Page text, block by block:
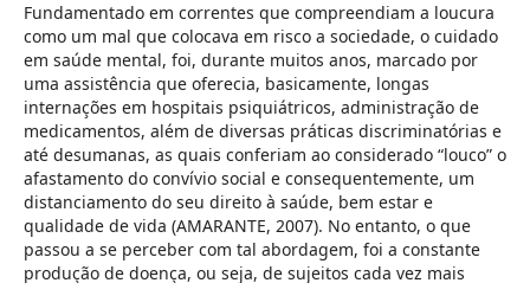
Fundamentado em correntes que compreendiam a loucura
como um mal que colocava em risco a sociedade, o cuidado
em saúde mental, foi, durante muitos anos, marcado por
uma assistência que oferecia, basicamente, longas
internações em hospitais psiquiátricos, administração de
medicamentos, além de diversas práticas discriminatórias e
até desumanas, as quais conferiam ao considerado “louco” o
afastamento do convívio social e consequentemente, um
distanciamento do seu direito à saúde, bem estar e
qualidade de vida (AMARANTE, 2007). No entanto, o que
passou a se perceber com tal abordagem, foi a constante
produção de doença, ou seja, de sujeitos cada vez mais